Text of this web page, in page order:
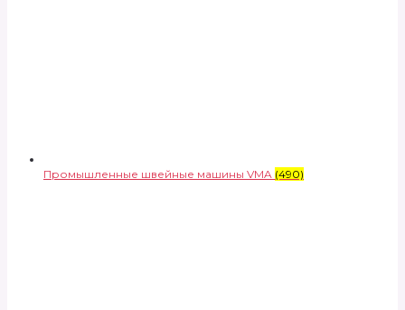
Промышленные швейные машины VMA (490)